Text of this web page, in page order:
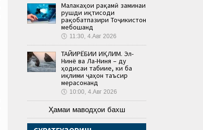
Малакаҳои рақамӣ заминаи
рушди иқтисоди
рақобатпазири Тоҷикистон
мебошанд
🕔 11:30, 4.Авг 2026
ТАҒЙИРЁБИИ ИҚЛИМ. Эл-
Нинё ва Ла-Ниня – ду
ҳодисаи табиие, ки ба
иқлими ҷаҳон таъсир
мерасонанд
🕔 10:00, 4.Авг 2026
Ҳамаи маводҳои бахш